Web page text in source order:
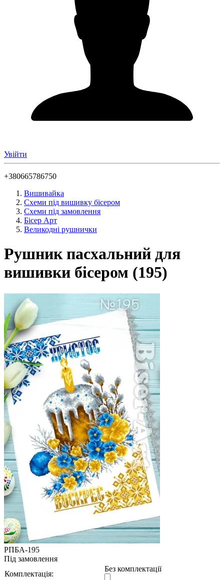
Увійти
+380665786750
Вишивайка
Схеми під вишивку бісером
Схеми під замовлення
Бісер Арт
Великодні рушнички
Рушник пасхальний для
вишивки бісером (195)
РПБА-195
Під замовлення
Комплектація:
Без комплектації